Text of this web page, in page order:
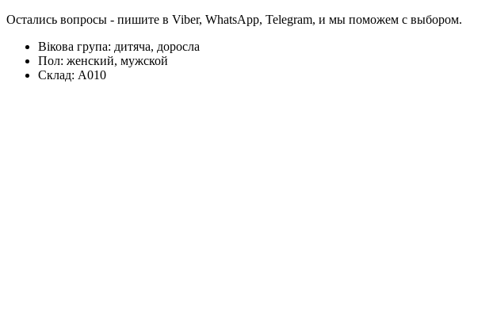
Остались вопросы - пишите в Viber, WhatsApp, Telegram, и мы поможем с выбором.
Вікова група: дитяча, доросла
Пол: женский, мужской
Склад: А010